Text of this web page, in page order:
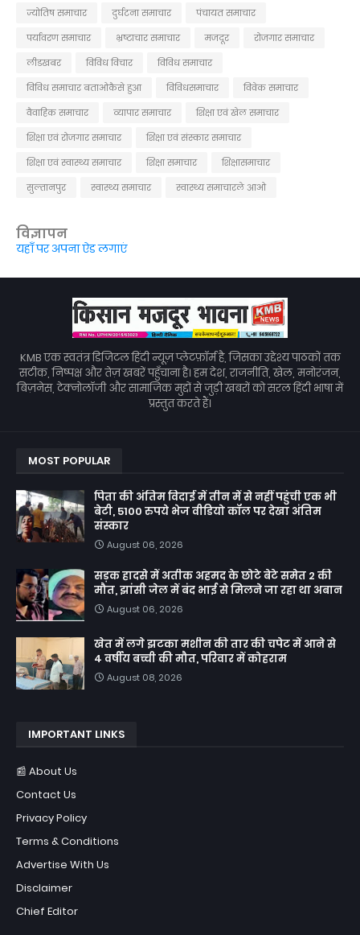
ज्योतिष समाचार
दुर्घटना समाचार
पंचायत समाचार
पर्यावरण समाचार
भ्रष्टाचार समाचार मजदूर
रोजगार समाचार
लीडखबर
विविध विचार
विविध समाचार
विविध समाचार बताओकैसे हुआ
विविधसमाचार
विवेक समाचार
वैवाहिक समाचार
व्यापार समाचार
शिक्षा एवं खेल समाचार
शिक्षा एवं रोजगार समाचार
शिक्षा एवं संस्कार समाचार
शिक्षा एवं स्वास्थ्य समाचार
शिक्षा समाचार
शिक्षासमाचार
सुल्तानपुर
स्वास्थ्य समाचार स्वास्थ्य समाचारले आओ
विज्ञापन
यहाँ पर अपना ऐड लगाएं
KMB एक स्वतंत्र डिजिटल हिंदी न्यूज़ प्लेटफ़ॉर्म है, जिसका उद्देश्य पाठकों तक
सटीक, निष्पक्ष और तेज़ खबरें पहुँचाना है। हम देश, राजनीति, खेल, मनोरंजन,
बिज़नेस, टेक्नोलॉजी और सामाजिक मुद्दों से जुड़ी खबरों को सरल हिंदी भाषा में
प्रस्तुत करते हैं।
MOST POPULAR
पिता की अंतिम विदाई में तीन में से नहीं पहुंची एक भी
बेटी, 5100 रुपये भेज वीडियो कॉल पर देखा अंतिम
संस्कार
August 06, 2026
सड़क हादसे में अतीक अहमद के छोटे बेटे समेत 2 की
मौत, झांसी जेल में बंद भाई से मिलने जा रहा था अबान
August 06, 2026
खेत में लगे झटका मशीन की तार की चपेट में आने से
4 वर्षीय बच्ची की मौत, परिवार में कोहराम
August 08, 2026
IMPORTANT LINKS
📰 About Us
Contact Us
Privacy Policy
Terms & Conditions
Advertise With Us
Disclaimer
Chief Editor